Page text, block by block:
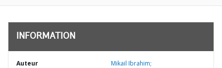
INFORMATION
Auteur Mikail Ibrahim;